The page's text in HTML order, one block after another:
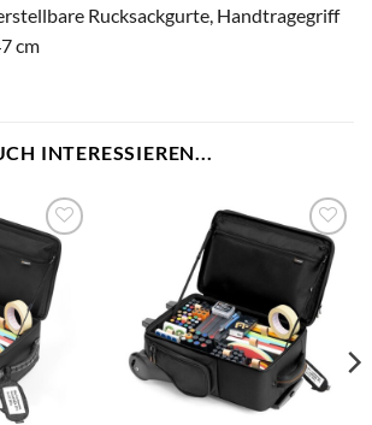
Rucksackgurte, Handtragegriff
cm
INTERESSIEREN...
zum
Merkzettel
hinzufügen
zum
Merkzettel
hinzufügen